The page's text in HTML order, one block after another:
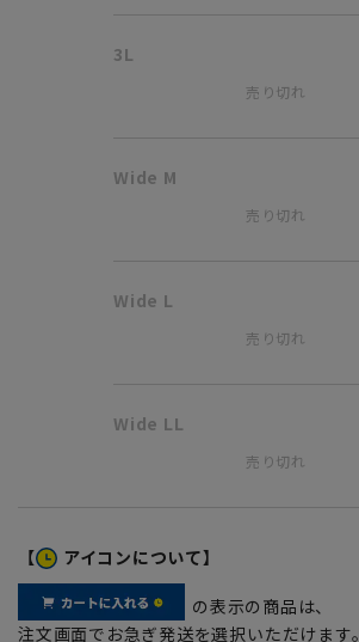
3L
売り切れ
Wide M
売り切れ
Wide L
売り切れ
Wide LL
売り切れ
【 アイコンについて】
の表示の商品は、
注文画面でお急ぎ発送を選択いただけます。